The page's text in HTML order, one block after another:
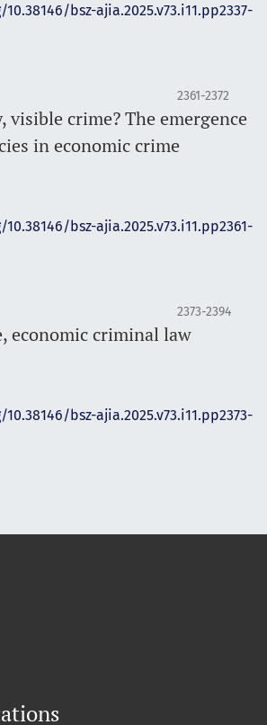
bsz-ajia.2025.v73.i11.pp2337-
2361-2372
visible crime? The emergence
in economic crime
bsz-ajia.2025.v73.i11.pp2361-
2373-2394
economic criminal law
bsz-ajia.2025.v73.i11.pp2373-